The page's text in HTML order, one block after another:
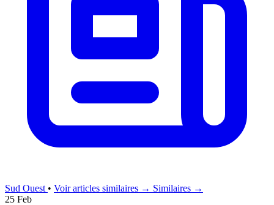
Sud Ouest • Voir articles similaires → Similaires →
25 Feb